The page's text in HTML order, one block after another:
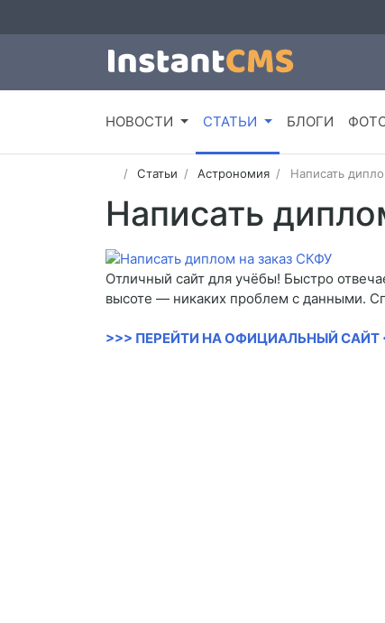
НОВОСТИ СТАТЬИ БЛОГИ
Статьи Астрономия Написать
Написать
Отличный сайт для учёбы! Быстро
высоте — никаких проблем с данными.
>>> ПЕРЕЙТИ НА ОФИЦИАЛЬНЫЙ САЙТ